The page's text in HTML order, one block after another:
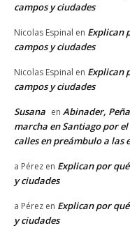
campos y ciudades
Nicolas Espinal en Explican
campos y ciudades
Nicolas Espinal en Explican
campos y ciudades
Susana en Abinader,
marcha en Santiago por
calles en preámbulo a las
a Pérez en Explican por
y ciudades
a Pérez en Explican por
y ciudades